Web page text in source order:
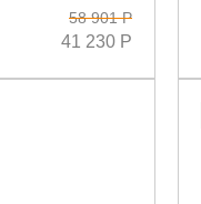
58 901 Р
41 230 Р